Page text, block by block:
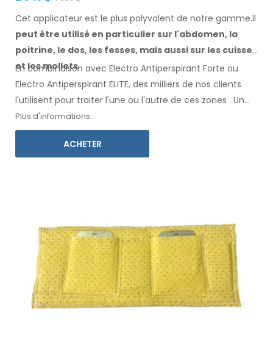
Cet applicateur est le plus polyvalent de notre gamme.Il
peut être utilisé en particulier sur l'abdomen, la
poitrine, le dos, les fesses, mais aussi sur les cuisses
et les mollets.
En combinaison avec Electro Antiperspirant Forte ou
Electro Antiperspirant ELITE, des milliers de nos clients
l'utilisent pour traiter l'une ou l'autre de ces zones . Un
mode d'emploidans votre langue
Plus d'informations...
ACHETER